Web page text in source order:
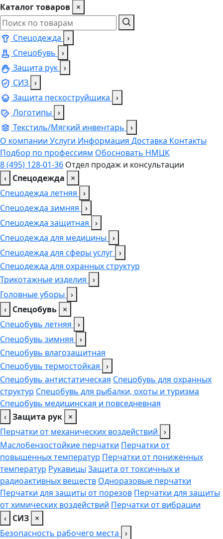
Каталог товаров ×
Спецодежда ›
Спецобувь ›
Защита рук ›
СИЗ ›
Защита пескоструйщика ›
Логотипы ›
Текстиль/Мягкий инвентарь ›
О компании Услуги Информация Доставка Контакты
Подбор по профессиям Обосновать НМЦК
8 (495) 128-01-36 Отдел продаж и консультации
‹ Спецодежда
×
Спецодежда летняя ›
Спецодежда зимняя ›
Спецодежда защитная ›
Спецодежда для медицины ›
Спецодежда для сферы услуг ›
Спецодежда для охранных структур
Трикотажные изделия ›
Головные уборы ›
‹ Спецобувь ×
Спецобувь летняя ›
Спецобувь зимняя ›
Спецобувь влагозащитная
Спецобувь термостойкая ›
Спецобувь антистатическая Спецобувь для охранных
структур Спецобувь для рыбалки, охоты и туризма
Спецобувь медицинская и повседневная
‹ Защита рук ×
Перчатки от механических воздействий ›
Маслобензостойкие перчатки Перчатки от
повышенных температур Перчатки от пониженных
температур Рукавицы Защита от токсичных и
радиоактивных веществ Одноразовые перчатки
Перчатки для защиты от порезов Перчатки для защиты
от химических воздействий Перчатки от вибрации
‹ СИЗ ×
Безопасность рабочего места ›